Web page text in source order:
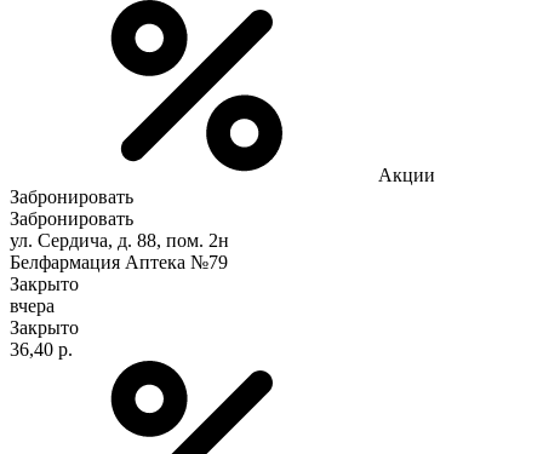
Акции
Забронировать
Забронировать
ул. Сердича, д. 88, пом. 2н
Белфармация Аптека №79
Закрыто
вчера
Закрыто
36,40 р.